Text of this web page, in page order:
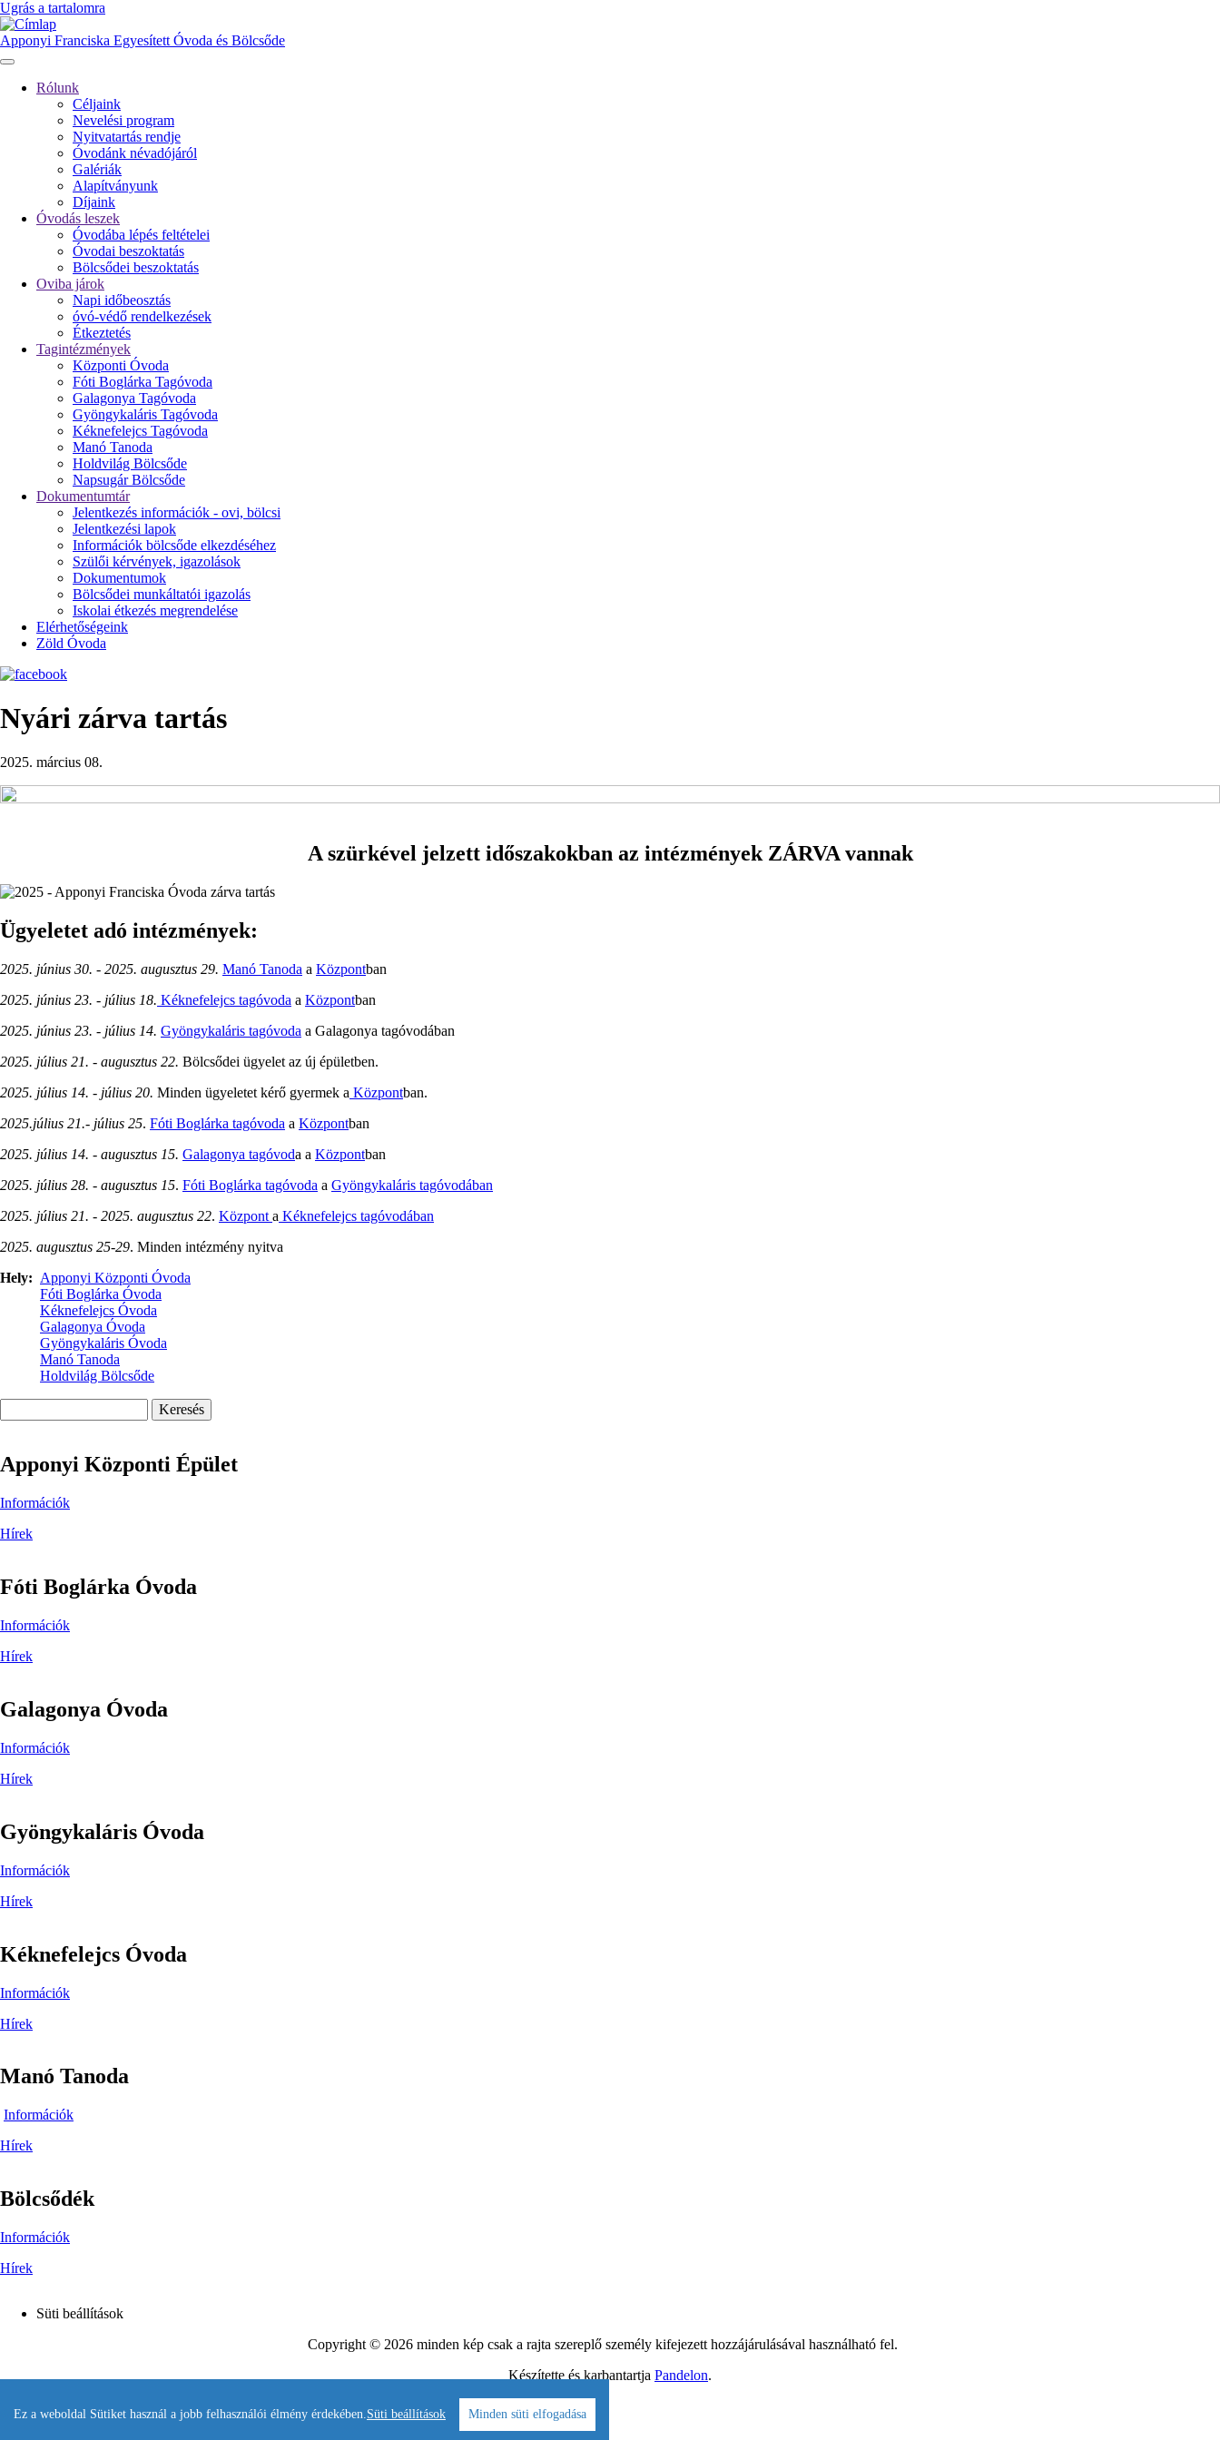
Ez a weboldal Sütiket használ a jobb felhasználói élmény érdekében.Süti beállítások Minden süti elfogadása
Ugrás a tartalomra
Apponyi Franciska Egyesített Óvoda és Bölcsőde
navigáció
Rólunk
Céljaink
Nevelési program
Nyitvatartás rendje
Óvodánk névadójáról
Galériák
Alapítványunk
Díjaink
Óvodás leszek
Óvodába lépés feltételei
Óvodai beszoktatás
Bölcsődei beszoktatás
Oviba járok
Napi időbeosztás
óvó-védő rendelkezések
Étkeztetés
Tagintézmények
Központi Óvoda
Fóti Boglárka Tagóvoda
Galagonya Tagóvoda
Gyöngykaláris Tagóvoda
Kéknefelejcs Tagóvoda
Manó Tanoda
Holdvilág Bölcsőde
Napsugár Bölcsőde
Dokumentumtár
Jelentkezés információk - ovi, bölcsi
Jelentkezési lapok
Információk bölcsőde elkezdéséhez
Szülői kérvények, igazolások
Dokumentumok
Bölcsődei munkáltatói igazolás
Iskolai étkezés megrendelése
Elérhetőségeink
Zöld Óvoda
Nyári zárva tartás
2025. március 08.
A szürkével jelzett időszakokban az intézmények ZÁRVA vannak
Ügyeletet adó intézmények:
2025. június 30. - 2025. augusztus 29. Manó Tanoda a Központban
2025. június 23. - július 18. Kéknefelejcs tagóvoda a Központban
2025. június 23. - július 14. Gyöngykaláris tagóvoda a Galagonya tagóvodában
2025. július 21. - augusztus 22. Bölcsődei ügyelet az új épületben.
2025. július 14. - július 20. Minden ügyeletet kérő gyermek a Központban.
2025.július 21.- július 25. Fóti Boglárka tagóvoda a Központban
2025. július 14. - augusztus 15. Galagonya tagóvoda a Központban
2025. július 28. - augusztus 15. Fóti Boglárka tagóvoda a Gyöngykaláris tagóvodában
2025. július 21. - 2025. augusztus 22. Központ a Kéknefelejcs tagóvodában
2025. augusztus 25-29. Minden intézmény nyitva
Hely
Apponyi Központi Óvoda
Fóti Boglárka Óvoda
Kéknefelejcs Óvoda
Galagonya Óvoda
Gyöngykaláris Óvoda
Manó Tanoda
Holdvilág Bölcsőde
Apponyi Központi Épület
Információk
Hírek
Fóti Boglárka Óvoda
Információk
Hírek
Galagonya Óvoda
Információk
Hírek
Gyöngykaláris Óvoda
Információk
Hírek
Kéknefelejcs Óvoda
Információk
Hírek
Manó Tanoda
Információk
Hírek
Bölcsődék
Információk
Hírek
Süti beállítások
Copyright © 2026 minden kép csak a rajta szereplő személy kifejezett hozzájárulásával használható fel.
Készítette és karbantartja Pandelon.
Bejelentkezés